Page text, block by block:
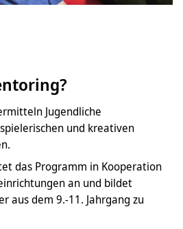
Jugendliche
und kreativen
das Programm in Kooperation
an und bildet
aus dem 9.-11. Jahrgang zu